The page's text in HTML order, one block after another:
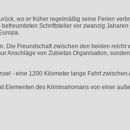
wo er früher regelmäßig seine Ferien
Schriftsteller vor zwanzig
Die Freundschaft zwischen den beiden reicht
Anschläge von Zubietas Organisation,
- eine 1200 Kilometer lange Fahrt zwischen
Elementen des Kriminalromans von einer